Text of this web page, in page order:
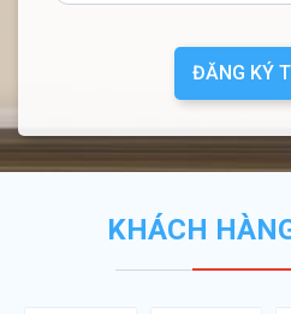
ĐĂNG KÝ
KHÁCH